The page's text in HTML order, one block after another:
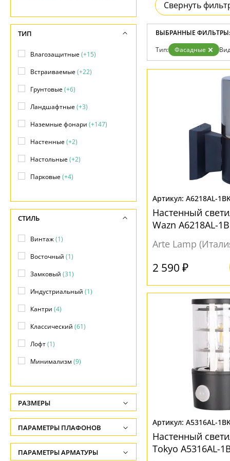
Гарантия
Возврат
Отзывы
Установка
Дизайнерам
Бренды
Контакты
Свернуть
ВЫБРАННЫЕ ФИЛЬТРЫ:
Тип: Фасадные
A6218AL-
Настенный
Wazn A6218AL-
Arte Lamp
2 590 ₽
A5316AL-
Настенный
Tokyo A5316AL-
ТИП
Влагозащитные(+15)
Встраиваемые(+22)
Грунтовые(+6)
Ландшафтные(+3)
Наземные фонари (+147)
Настенные(+2)
Настольные(+2)
Парковые(+4)
Подсветка объектов(+79)
СТИЛЬ
Винтаж(1)
Восточный (1)
Замковый (31)
Индустриальный (1)
Кантри (4)
Классический (61)
Лофт(1)
Минимализм (9)
Морской(4)
Неоклассика(1)
Прованс(11)
Ретро(10)
РАЗМЕРЫ
Высота, см
-
Глубина, см
ПАРАМЕТРЫ ПЛАФОНОВ
ФОРМА ПЛАФОНА
ПАРАМЕТРЫ АРМАТУРЫ